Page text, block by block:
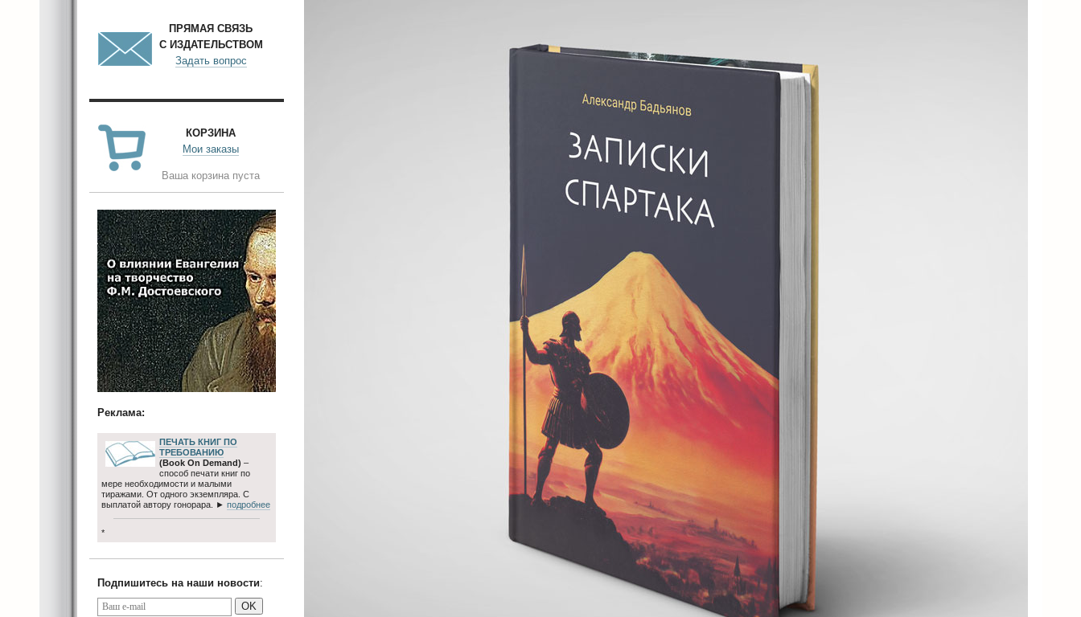
ПРЯМАЯ СВЯЗЬ
С ИЗДАТЕЛЬСТВОМ
Задать вопрос
КОРЗИНА
Мои заказы
Ваша корзина пуста
Реклама:
ПЕЧАТЬ КНИГ ПО
ТРЕБОВАНИЮ
(Book On Demand) –
способ печати книг по
мере необходимости и малыми
тиражами. От одного экземпляра. С
выплатой автору гонорара. ► подробнее
*
Подпишитесь на наши новости:
OK